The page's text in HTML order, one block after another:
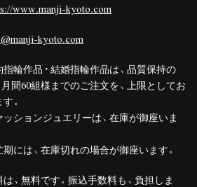
www.manji-kyoto.com
kyoto.com
指輪作品・結婚指輪作品は、品質保持の
月間60組様までのご注文を、上限としてお
。
ッションジュエリーは、在庫が御座いま
期には、在庫切れの場合が御座います。
は、無料です。振込手数料も、負担しま